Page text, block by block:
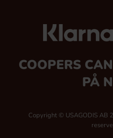
COOPERS
PÅ
Copyright © USAGODIS